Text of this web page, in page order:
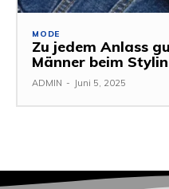
MODE
Zu jedem Anlass
Männer beim
ADMIN - Juni 5, 2025